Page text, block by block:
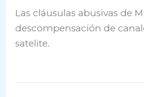
Las cláusulas abusivas de
descompensación de
satelite.